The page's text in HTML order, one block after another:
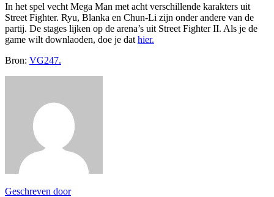
In het spel vecht Mega Man met acht verschillende karakters uit
Street Fighter. Ryu, Blanka en Chun-Li zijn onder andere van de
partij. De stages lijken op de arena’s uit Street Fighter II. Als je de
game wilt downlaoden, doe je dat hier.
Bron: VG247.
Geschreven door